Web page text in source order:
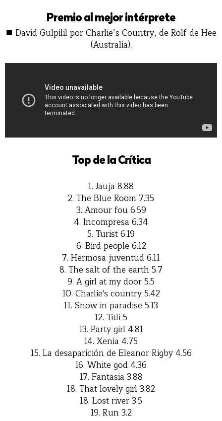
Premio al mejor intérprete
■ David Gulpilil por Charlie’s Country, de Rolf de Hee
(Australia).
Top de la Crítica
1. Jauja 8.88
2. The Blue Room 7.35
3. Amour fou 6.59
4. Incompresa 6.34
5. Turist 6.19
6. Bird people 6.12
7. Hermosa juventud 6.11
8. The salt of the earth 5.7
9. A girl at my door 5.5
10. Charlie's country 5.42
11. Snow in paradise 5.13
12. Titli 5
13. Party girl 4.81
14. Xenia 4.75
15. La desaparición de Eleanor Rigby 4.56
16. White god 4.36
17. Fantasia 3.88
18. That lovely girl 3.82
18. Lost river 3.5
19. Run 3.2